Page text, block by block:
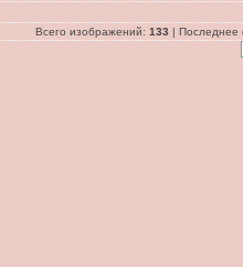
Всего изображений: 133 |